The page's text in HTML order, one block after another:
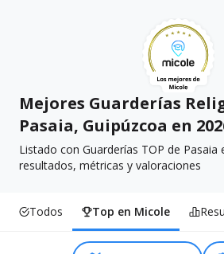
Mejores Guarderías
Pasaia, Guipúzcoa en
Listado con Guarderías TOP de Pasaia
resultados, métricas y valoraciones
Todos Top en Micole